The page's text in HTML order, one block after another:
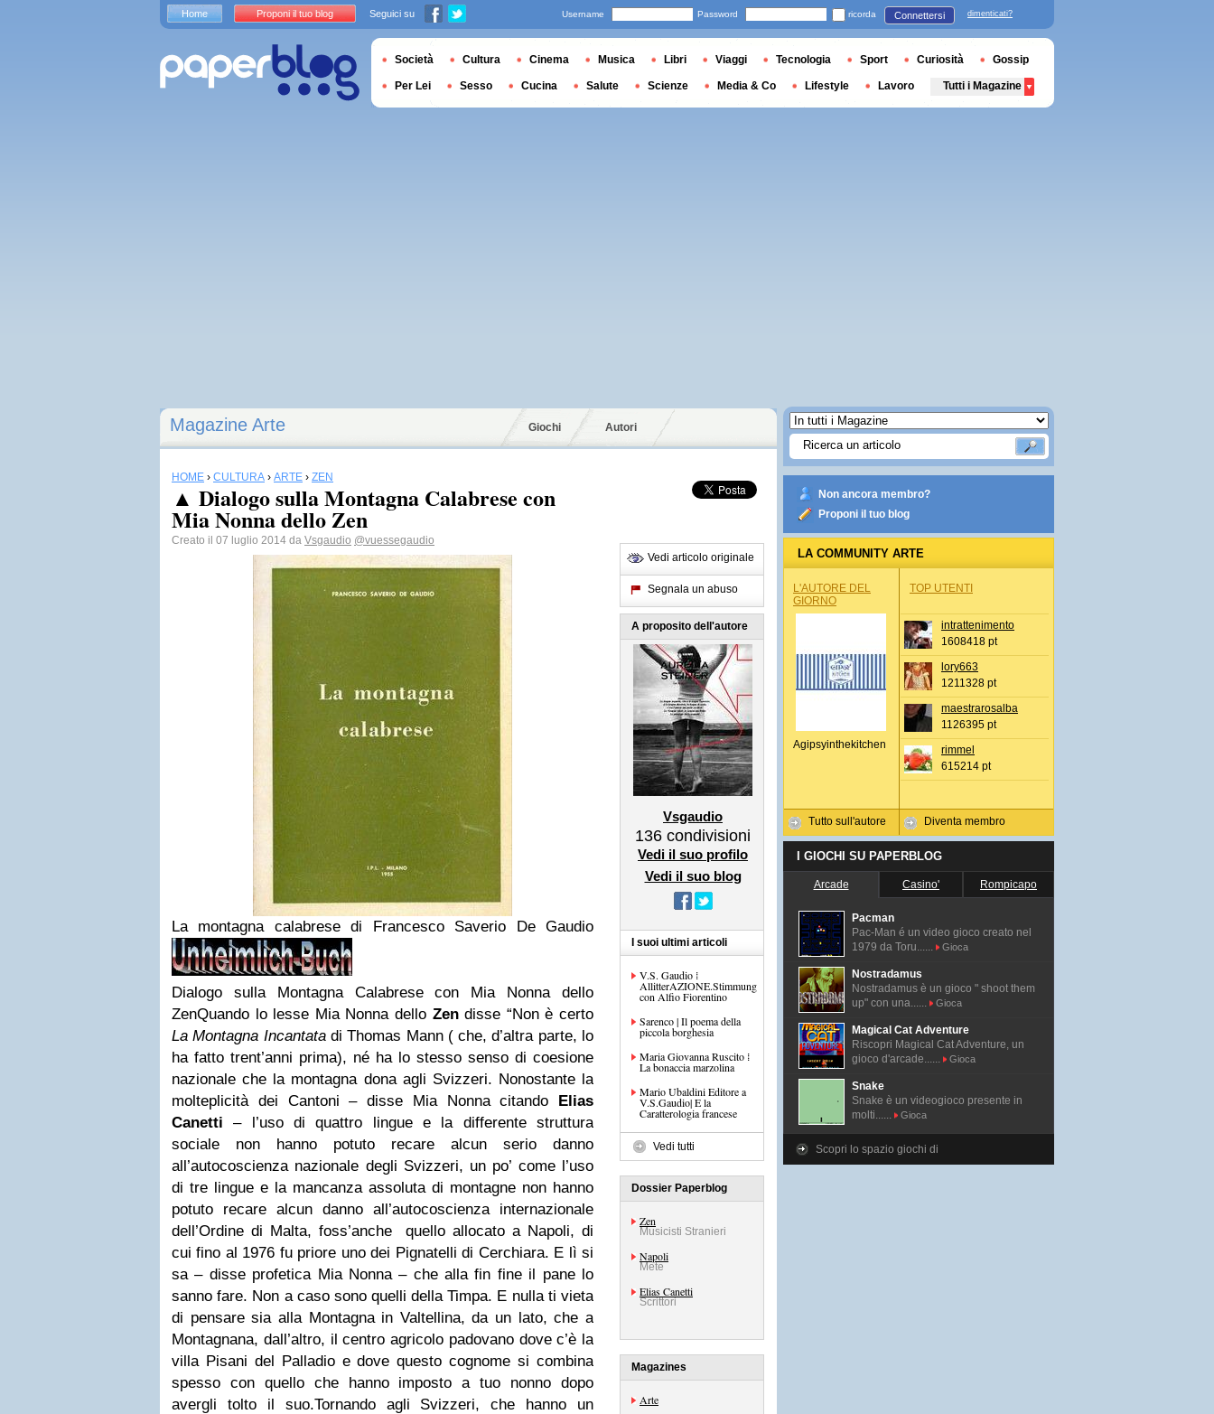
Magazine Arte Giochi Autori
HOME › CULTURA › ARTE › ZEN
▲ Dialogo sulla Montagna Calabrese con
Mia Nonna dello Zen
Creato il 07 luglio 2014 da Vsgaudio @vuessegaudio
La montagna calabrese di Francesco Saverio De Gaudio
Dialogo sulla Montagna Calabrese con Mia Nonna dello
ZenQuando lo lesse Mia Nonna dello Zendisse “Non è certo
La Montagna Incantatadi Thomas Mann ( che, d’altra parte, lo
ha fatto trent’anni prima), né ha lo stesso senso di coesione
nazionale che la montagna dona agli Svizzeri. Nonostante la
molteplicità dei Cantoni – disse Mia Nonna citando Elias
Canetti – l’uso di quattro lingue e la differente struttura
sociale non hanno potuto recare alcun serio danno
all’autocoscienza nazionale degli Svizzeri, un po’ come l’uso
di tre lingue e la mancanza assoluta di montagne non hanno
potuto recare alcun danno all’autocoscienza internazionale
dell’Ordine di Malta, foss’anche quello allocato a Napoli, di
cui fino al 1976 fu priore uno dei Pignatelli di Cerchiara. E lì si
sa – disse profetica Mia Nonna – che alla fin fine il pane lo
sanno fare. Non a caso sono quelli della Timpa. E nulla ti vieta
di pensare sia alla Montagna in Valtellina, da un lato, che a
Montagnana, dall’altro, il centro agricolo padovano dove c’è la
villa Pisani del Palladio e dove questo cognome si combina
spesso con quello che hanno imposto a tuo nonno dopo
avergli tolto il suo.Tornando agli Svizzeri, che hanno un
Vedi articolo originale
Segnala un abuso
A proposito dell'autore
Vsgaudio
136 condivisioni
Vedi il suo profilo
Vedi il suo blog
I suoi ultimi articoli
V.S. Gaudio ⁞
AllitterAZIONE.Stimmung
con Alfio Fiorentino
Sarenco | Il poema della
piccola borghesia
Maria Giovanna Ruscito ⁞
La bonaccia marzolina
Mario Ubaldini Editore a
V.S.Gaudio| E la
Caratterologia francese
Vedi tutti
Dossier Paperblog
Zen
Musicisti Stranieri
Napoli
Mete
Elias Canetti
Scrittori
Magazines
Arte
Non ancora membro?
Proponi il tuo blog
LA COMMUNITY ARTE
L'AUTORE DEL
GIORNO
Agipsyinthekitchen
Tutto sull'autore
TOP UTENTI
intrattenimento
1608418 pt
lory663
1211328 pt
maestrarosalba
1126395 pt
rimmel
615214 pt
Diventa membro
I GIOCHI SU PAPERBLOG
Arcade Casino' Rompicapo
Pacman
Pac-Man é un video gioco creato nel
1979 da Toru......
Gioca
Nostradamus
Nostradamus è un gioco " shoot them
up" con una......
Gioca
Magical Cat Adventure
Riscopri Magical Cat Adventure, un
gioco d'arcade......
Gioca
Snake
Snake è un videogioco presente in
molti......
Gioca
Scopri lo spazio giochi di
Home Proponi il tuo blog Seguici su Username Password ricorda Connettersi dimenticati?
Società Cultura Cinema Musica Libri Viaggi Tecnologia Sport Curiosità Gossip
Per Lei Sesso Cucina Salute Scienze Media & Co Lifestyle Lavoro Tutti i Magazine